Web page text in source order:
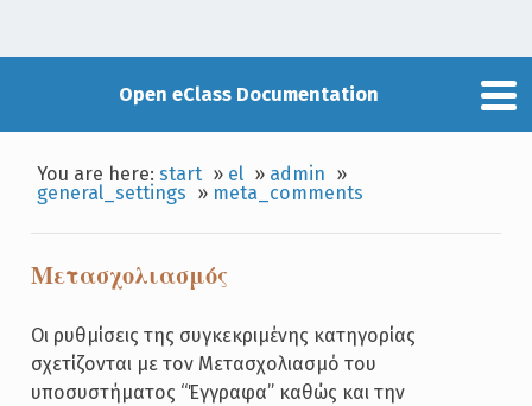
Open eClass Documentation
You are here:start » el » admin »
general_settings » meta_comments
Μετασχολιασμός
Οι ρυθμίσεις της συγκεκριμένης κατηγορίας
σχετίζονται με τον Μετασχολιασμό του
υποσυστήματος “Έγγραφα” καθώς και την